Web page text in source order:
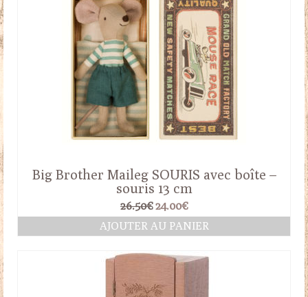
Big Brother Maileg SOURIS avec boîte –
souris 13 cm
26.50€ Le
prix
initial
26.50€.
24.00€Le
prix
actuel
24.00€.
AJOUTER AU PANIER